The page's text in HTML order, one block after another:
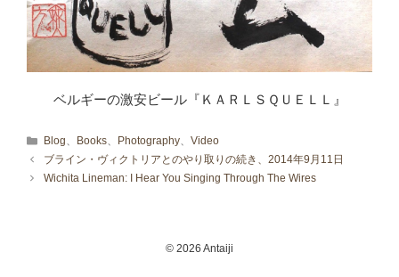
ベルギーの激安ビール『ＫＡＲＬＳＱＵＥＬＬ』
カテゴリー
Blog、 Books、 Photography、Video
ブライン・ヴィクトリアとのやり取りの続き、2014年9月11日
Wichita Lineman: I Hear You Singing Through The Wires
© 2026 Antaiji